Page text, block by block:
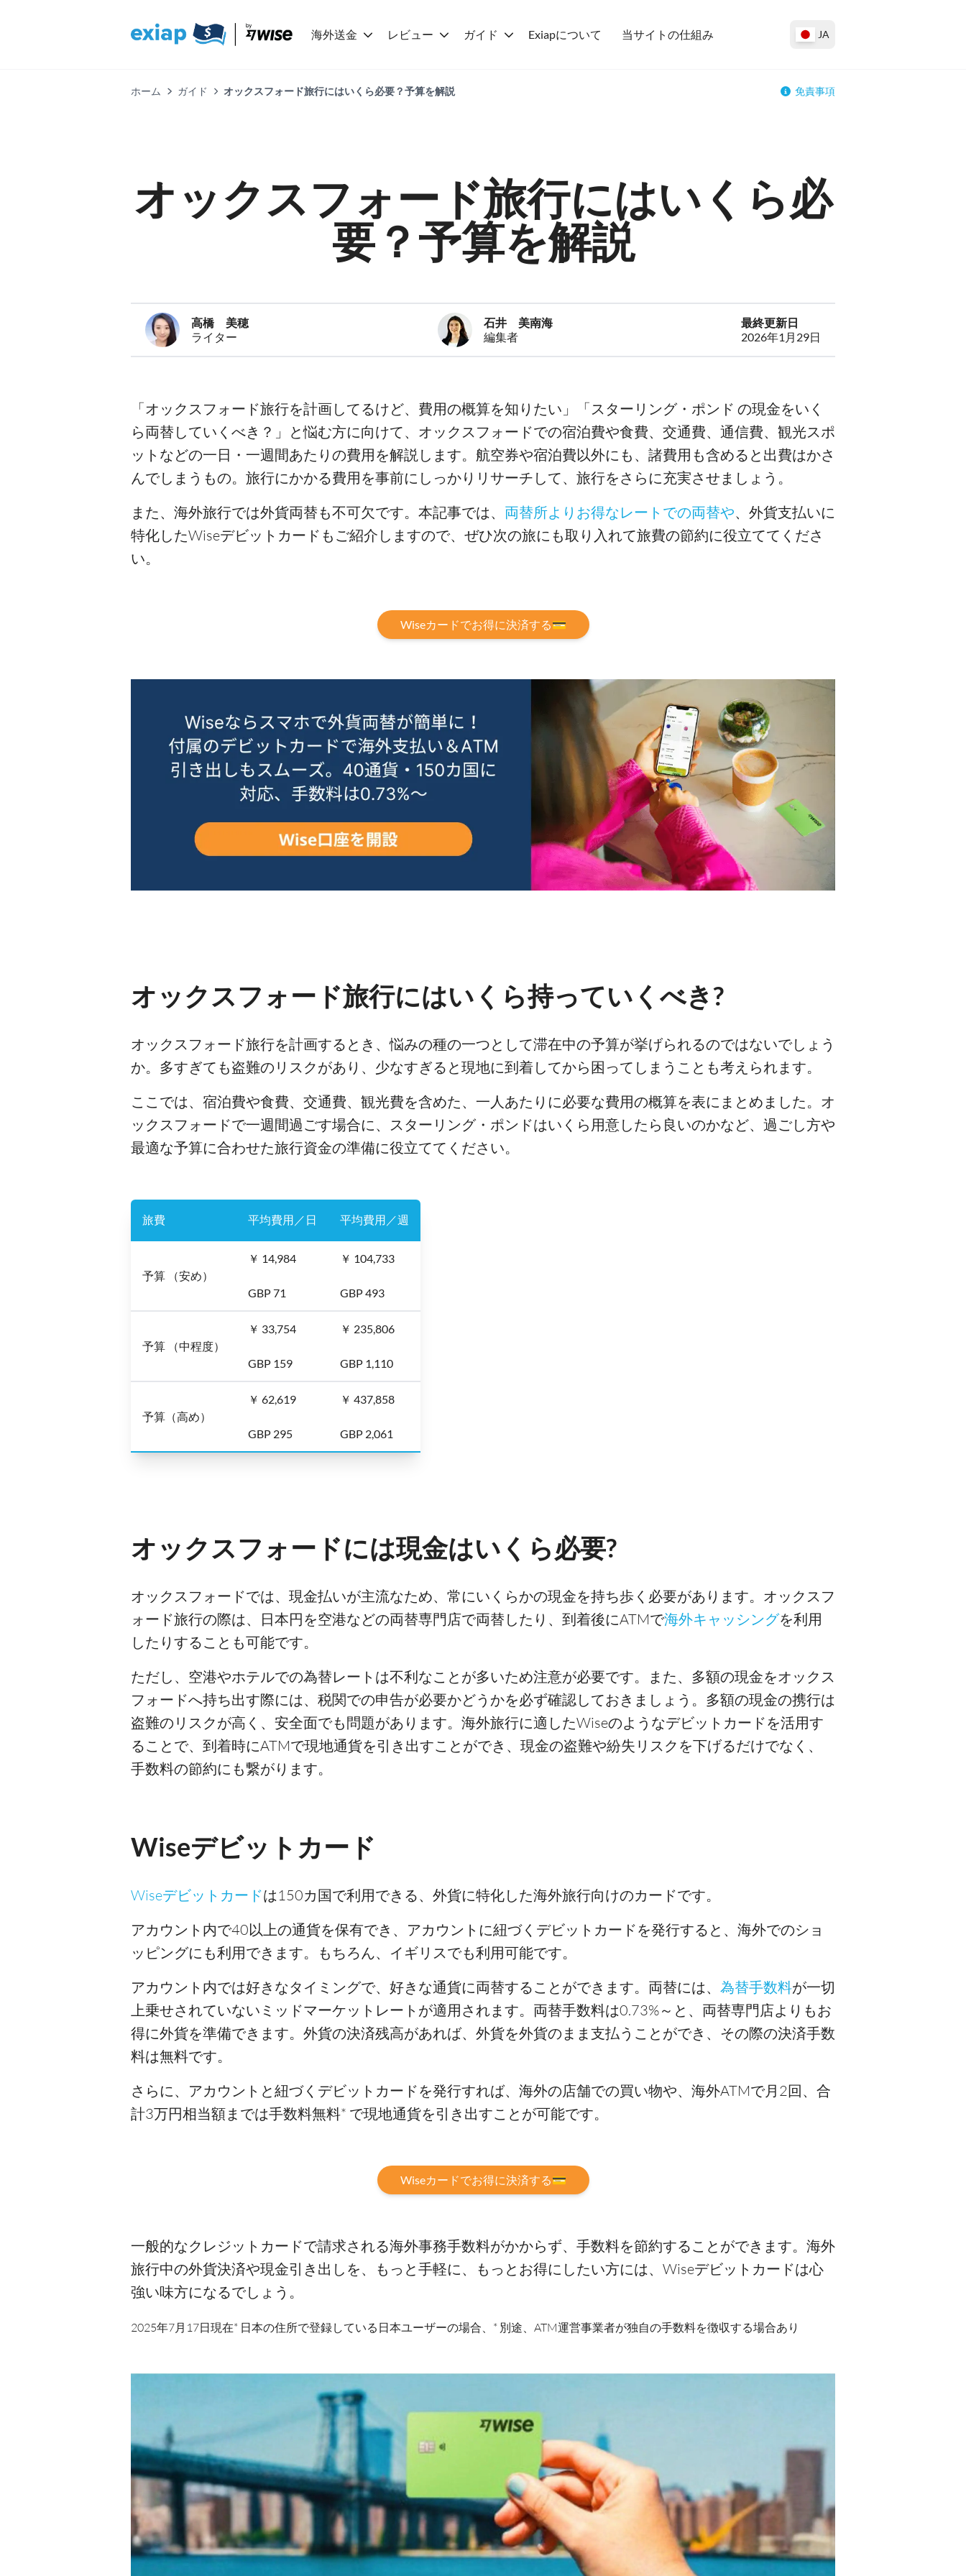
海外送金 レビュー ガイド Exiapについて 当サイトの仕組み JA
ホーム ガイド オックスフォード旅行にはいくら必要？予算を解説 免責事項
オックスフォード旅行にはいくら必
要？予算を解説
高橋 美穂
ライター
石井 美南海
編集者
最終更新日
2026年1月29日
「オックスフォード旅行を計画してるけど、費用の概算を知りたい」「スターリング・ポンド の現金をいく
ら両替していくべき？」と悩む方に向けて、オックスフォードでの宿泊費や食費、交通費、通信費、観光スポ
ットなどの一日・一週間あたりの費用を解説します。航空券や宿泊費以外にも、諸費用も含めると出費はかさ
んでしまうもの。旅行にかかる費用を事前にしっかりリサーチして、旅行をさらに充実させましょう。
また、海外旅行では外貨両替も不可欠です。本記事では、 両替所よりお得なレートでの両替や、外貨支払いに
特化したWiseデビットカードもご紹介しますので、ぜひ次の旅にも取り入れて旅費の節約に役立ててくださ
い。
Wiseカードでお得に決済する💳
オックスフォード旅行にはいくら持っていくべき?
オックスフォード旅行を計画するとき、悩みの種の一つとして滞在中の予算が挙げられるのではないでしょう
か。多すぎても盗難のリスクがあり、少なすぎると現地に到着してから困ってしまうことも考えられます。
ここでは、宿泊費や食費、交通費、観光費を含めた、一人あたりに必要な費用の概算を表にまとめました。オ
ックスフォードで一週間過ごす場合に、スターリング・ポンドはいくら用意したら良いのかなど、過ごし方や
最適な予算に合わせた旅行資金の準備に役立ててください。
旅費 平均費用／日 平均費用／週
予算 （安め）
￥ 14,984
GBP 71
￥ 104,733
GBP 493
予算 （中程度）
￥ 33,754
GBP 159
￥ 235,806
GBP 1,110
予算（高め）
￥ 62,619
GBP 295
￥ 437,858
GBP 2,061
オックスフォードには現金はいくら必要?
オックスフォードでは、現金払いが主流なため、常にいくらかの現金を持ち歩く必要があります。オックスフ
ォード旅行の際は、日本円を空港などの両替専門店で両替したり、到着後にATMで海外キャッシングを利用
したりすることも可能です。
ただし、空港やホテルでの為替レートは不利なことが多いため注意が必要です。また、多額の現金をオックス
フォードへ持ち出す際には、税関での申告が必要かどうかを必ず確認しておきましょう。多額の現金の携行は
盗難のリスクが高く、安全面でも問題があります。海外旅行に適したWiseのようなデビットカードを活用す
ることで、到着時にATMで現地通貨を引き出すことができ、現金の盗難や紛失リスクを下げるだけでなく、
手数料の節約にも繋がります。
Wiseデビットカード
Wiseデビットカードは150カ国で利用できる、外貨に特化した海外旅行向けのカードです。
アカウント内で40以上の通貨を保有でき、アカウントに紐づくデビットカードを発行すると、海外でのショ
ッピングにも利用できます。もちろん、イギリスでも利用可能です。
アカウント内では好きなタイミングで、好きな通貨に両替することができます。両替には、 為替手数料が一切
上乗せされていないミッドマーケットレートが適用されます。両替手数料は0.73%～と、両替専門店よりもお
得に外貨を準備できます。外貨の決済残高があれば、外貨を外貨のまま支払うことができ、その際の決済手数
料は無料です。
さらに、アカウントと紐づくデビットカードを発行すれば、海外の店舗での買い物や、海外ATMで月2回、合
計3万円相当額までは手数料無料* で現地通貨を引き出すことが可能です。
Wiseカードでお得に決済する💳
一般的なクレジットカードで請求される海外事務手数料がかからず、手数料を節約することができます。海外
旅行中の外貨決済や現金引き出しを、もっと手軽に、もっとお得にしたい方には、Wiseデビットカードは心
強い味方になるでしょう。
2025年7月17日現在* 日本の住所で登録している日本ユーザーの場合、* 別途、ATM運営事業者が独自の手数料を徴収する場合あり